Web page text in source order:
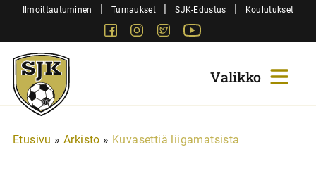
SiirryIlmoittautuminen | Turnaukset | SJK-Edustus | Koulutukset
FacebookInstagram
Twitter
Sjk-
Juniorit
Etusivu » Arkisto » Kuvasettiä liigamatsista